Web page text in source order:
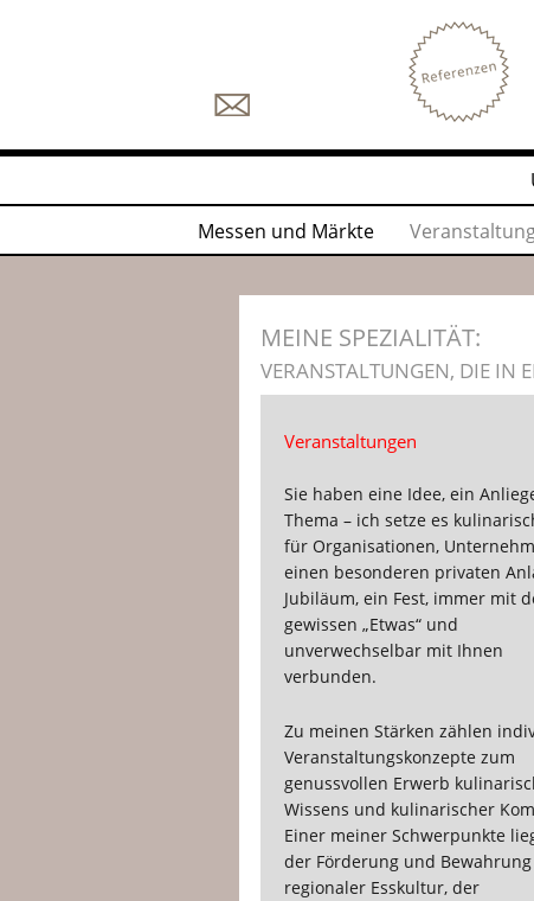
Messen und Märkte
MEINE SPEZIALITÄT:
VERANSTALTUNGEN, DIE IN
Veranstaltungen
Sie haben eine Idee, ein
Thema – ich setze es
für Organisationen,
einen besonderen privaten
Jubiläum, ein Fest, immer mit
gewissen „Etwas“ und
unverwechselbar mit Ihnen
verbunden.
Zu meinen Stärken zählen
Veranstaltungskonzepte zum
genussvollen Erwerb
Wissens und kulinarischer
Einer meiner Schwerpunkte
der Förderung und Bewahrung
regionaler Esskultur, der